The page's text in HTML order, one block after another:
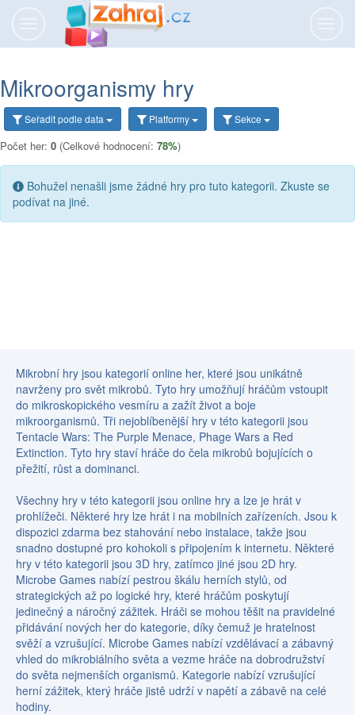
Mikroorganismy hry
Seřaditpodle data Platformy Sekce
Počet her: 0 (Celkové hodnocení: 78%)
Bohužel nenašli jsme žádné hry pro tuto kategorii. Zkuste se
podívat na jiné.
Mikrobní hry jsou kategorií online her, které jsou unikátně
navrženy pro svět mikrobů. Tyto hry umožňují hráčům vstoupit
do mikroskopického vesmíru a zažít život a boje
mikroorganismů. Tři nejoblíbenější hry v této kategorii jsou
Tentacle Wars: The Purple Menace, Phage Wars a Red
Extinction. Tyto hry staví hráče do čela mikrobů bojujících o
přežití, růst a dominanci.
Všechny hry v této kategorii jsou online hry a lze je hrát v
prohlížeči. Některé hry lze hrát i na mobilních zařízeních. Jsou k
dispozici zdarma bez stahování nebo instalace, takže jsou
snadno dostupné pro kohokoli s připojením k internetu. Některé
hry v této kategorii jsou 3D hry, zatímco jiné jsou 2D hry.
Microbe Games nabízí pestrou škálu herních stylů, od
strategických až po logické hry, které hráčům poskytují
jedinečný a náročný zážitek. Hráči se mohou těšit na pravidelné
přidávání nových her do kategorie, díky čemuž je hratelnost
svěží a vzrušující. Microbe Games nabízí vzdělávací a zábavný
vhled do mikrobiálního světa a vezme hráče na dobrodružství
do světa nejmenších organismů. Kategorie nabízí vzrušující
herní zážitek, který hráče jistě udrží v napětí a zábavě na celé
hodiny.